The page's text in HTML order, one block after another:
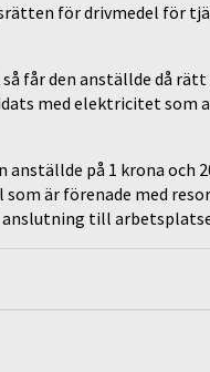
för drivmedel för
får den anställde då
med elektricitet
på 1 krona och
är förenade med
till